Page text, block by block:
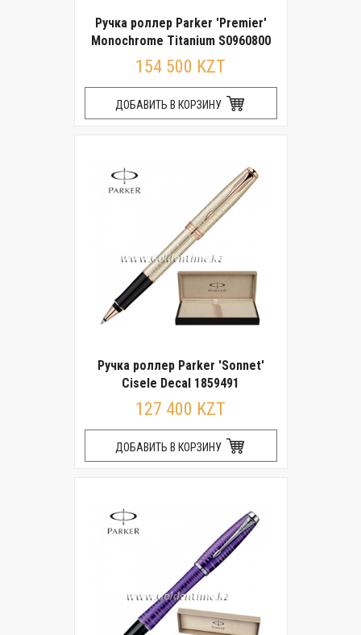
Ручка роллер Parker 'Premier'
Monochrome Titanium S0960800
154 500 KZT
ДОБАВИТЬ В КОРЗИНУ
Ручка роллер Parker 'Sonnet'
Cisele Decal 1859491
127 400 KZT
ДОБАВИТЬ В КОРЗИНУ